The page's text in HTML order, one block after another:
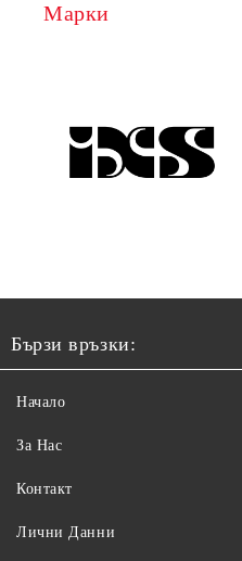
Марки
Бързи връзки:
Начало
За Нас
Контакт
Лични Данни